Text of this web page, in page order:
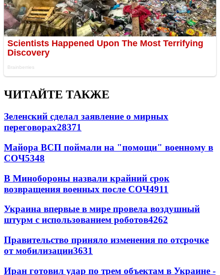
ЧИТАЙТЕ ТАКЖЕ
Зеленский сделал заявление о мирных
переговорах28371
Майора ВСП поймали на "помощи" военному в
СОЧ5348
В Минобороны назвали крайний срок
возвращения военных после СОЧ4911
Украина впервые в мире провела воздушный
штурм с использованием роботов4262
Правительство приняло изменения по отсрочке
от мобилизации3631
Иран готовил удар по трем объектам в Украине -